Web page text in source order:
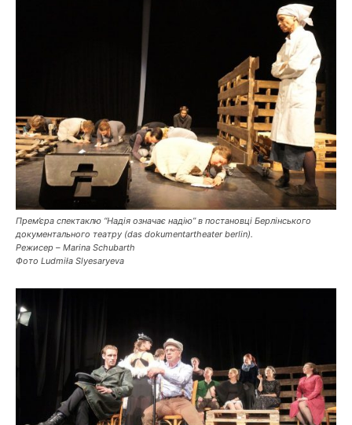
Прем’єра спектаклю “Надія означає надію” в постановці Берлінського
документального театру (das dokumentartheater berlin).
Режисер – Marina Schubarth
Фото Ludmiła Slyesaryeva